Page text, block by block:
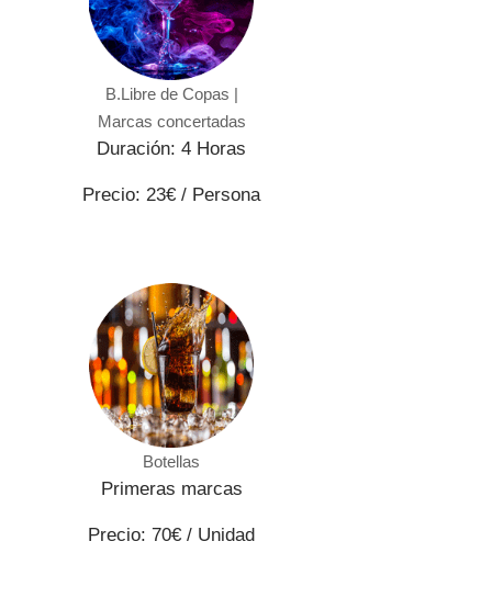
B.Libre de Copas |
Marcas concertadas
Duración: 4 Horas
Precio: 23€ / Persona
Botellas
Primeras marcas
Precio: 70€ / Unidad